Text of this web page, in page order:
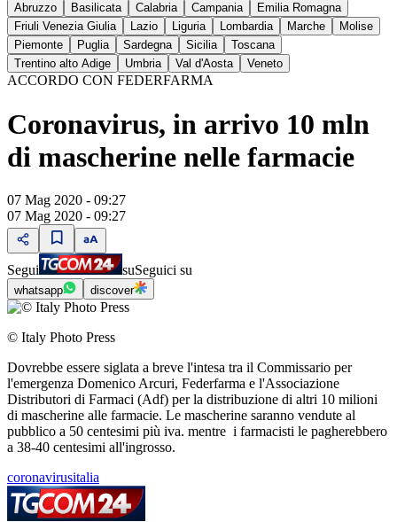
Abruzzo Basilicata Calabria Campania
Emilia Romagna
Friuli Venezia Giulia
Lazio Liguria Lombardia Marche
Molise
Piemonte
Puglia Sardegna Sicilia
Toscana
Trentino alto Adige
Umbria Val d'Aosta Veneto
ACCORDO CON FEDERFARMA
Coronavirus, in arrivo 10 mln
di mascherine nelle farmacie
07 Mag 2020 - 09:27
07 Mag 2020 - 09:27
Segui suSeguici su
whatsapp discover
© Italy Photo Press
Dovrebbe essere siglata a breve l'intesa tra il Commissario per
l'emergenza Domenico Arcuri, Federfarma e l'Associazione
Distributori di Farmaci (Adf) per la distribuzione di altri 10 milioni
di mascherine alle farmacie. Le mascherine saranno vendute al
pubblico a 50 centesimi più iva. mentre i farmacisti le pagherebbero
a 38-40 centesimi all'ingrosso.
coronavirusitalia